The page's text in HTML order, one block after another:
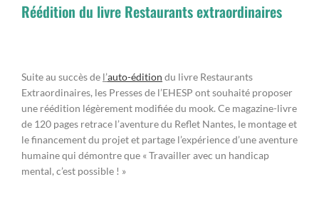
Réédition du livre Restaurants extraordinaires
Suite au succès de l’auto-édition du livre Restaurants
Extraordinaires, les Presses de l’EHESP ont souhaité proposer
une réédition légèrement modifiée du mook. Ce magazine-livre
de 120 pages retrace l’aventure du Reflet Nantes, le montage et
le financement du projet et partage l’expérience d’une aventure
humaine qui démontre que « Travailler avec un handicap
mental, c’est possible ! »